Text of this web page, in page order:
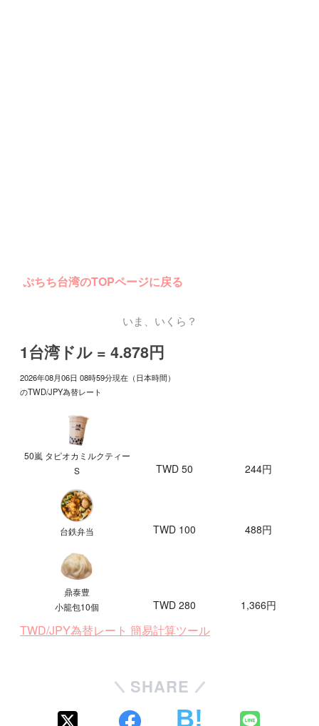
ぷちち台湾のTOPページに戻る
いま、いくら？
1台湾ドル = 4.878円
2026年08月06日 08時59分現在（日本時間）
のTWD/JPY為替レート
50嵐 タピオカミルクティー
S
TWD 50 244円
台鉄弁当 TWD 100 488円
鼎泰豊
小籠包10個
TWD 280 1,366円
TWD/JPY為替レート 簡易計算ツール
SHARE